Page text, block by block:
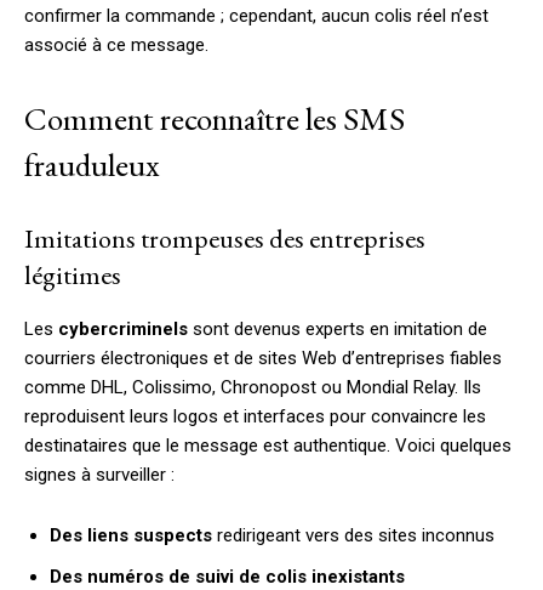
confirmer la commande ; cependant, aucun colis réel n’est
associé à ce message.
Comment reconnaître les SMS
frauduleux
Imitations trompeuses des entreprises
légitimes
Les cybercriminels sont devenus experts en imitation de
courriers électroniques et de sites Web d’entreprises fiables
comme DHL, Colissimo, Chronopost ou Mondial Relay. Ils
reproduisent leurs logos et interfaces pour convaincre les
destinataires que le message est authentique. Voici quelques
signes à surveiller :
Des liens suspects redirigeant vers des sites inconnus
Des numéros de suivi de colis inexistants